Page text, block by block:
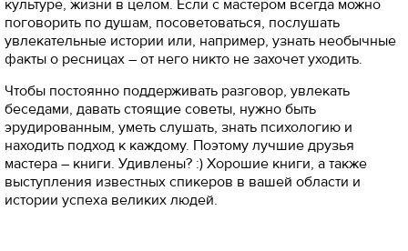
культуре, жизни в целом. Если с мастером всегда можно
поговорить по душам, посоветоваться, послушать
увлекательные истории или, например, узнать необычные
факты о ресницах – от него никто не захочет уходить.
Чтобы постоянно поддерживать разговор, увлекать
беседами, давать стоящие советы, нужно быть
эрудированным, уметь слушать, знать психологию и
находить подход к каждому. Поэтому лучшие друзья
мастера – книги. Удивлены? :) Хорошие книги, а также
выступления известных спикеров в вашей области и
истории успеха великих людей.